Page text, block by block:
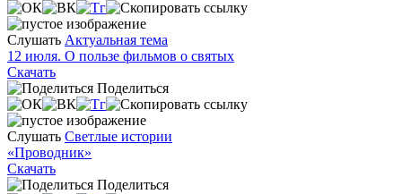
Слушать Актуальная тема
12 июля. О пользе фильмов о святых
Скачать
Поделиться
Слушать Светлые истории
«Проводник»
Скачать
Поделиться